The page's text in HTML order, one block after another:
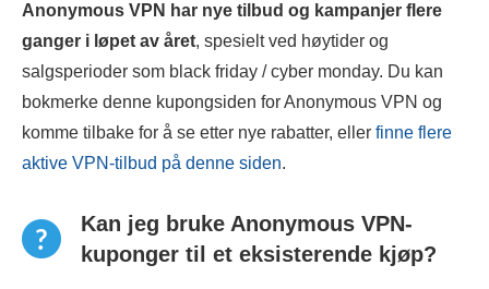
Anonymous VPN har nye tilbud og kampanjer flere
ganger i løpet av året, spesielt ved høytider og
salgsperioder som black friday / cyber monday. Du kan
bokmerke denne kupongsiden for Anonymous VPN og
komme tilbake for å se etter nye rabatter, eller finne flere
aktive VPN-tilbud på denne siden.
Kan jeg bruke Anonymous VPN-
kuponger til et eksisterende kjøp?